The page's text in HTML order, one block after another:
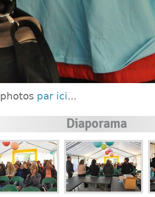
par ici...
Diaporama